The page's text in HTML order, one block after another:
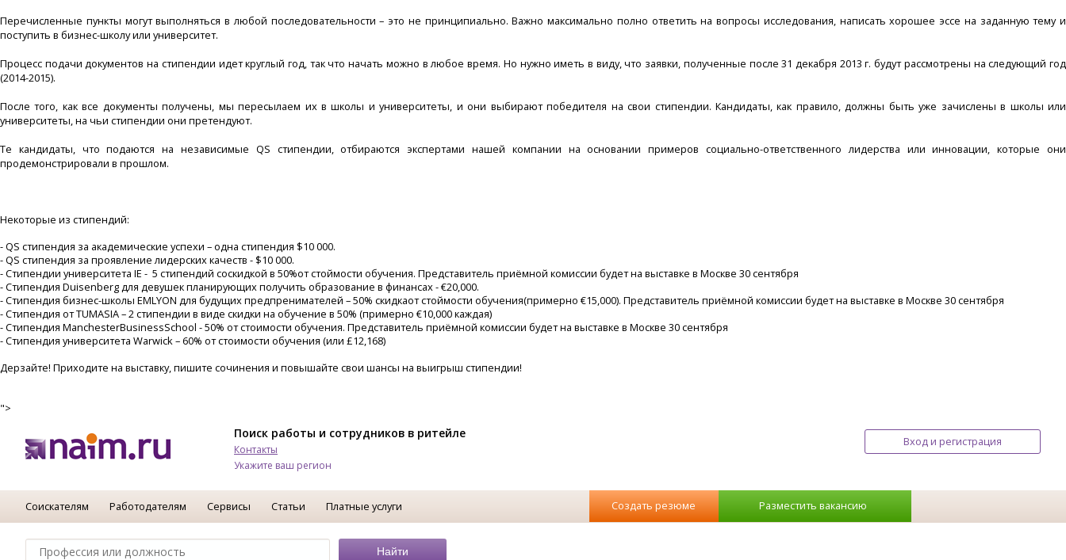
Перечисленные пункты могут выполняться в любой последовательности – это не принципиально. Важно максимально полно ответить на вопросы исследования, написать хорошее эссе на заданную тему и
поступить в бизнес-школу или университет.
Процесс подачи документов на стипендии идет круглый год, так что начать можно в любое время. Но нужно иметь в виду, что заявки, полученные после 31 декабря 2013 г. будут рассмотрены на следующий год
(2014-2015).
После того, как все документы получены, мы пересылаем их в школы и университеты, и они выбирают победителя на свои стипендии. Кандидаты, как правило, должны быть уже зачислены в школы или
университеты, на чьи стипендии они претендуют.
Те кандидаты, что подаются на независимые QS стипендии, отбираются экспертами нашей компании на основании примеров социально-ответственного лидерства или инновации, которые они
продемонстрировали в прошлом.
Некоторые из стипендий:
- QS стипендия за академические успехи – одна стипендия $10 000.
- QS стипендия за проявление лидерских качеств - $10 000.
- Стипендии университета IE - 5 стипендий соскидкой в 50%от стоймости обучения. Представитель приёмной комиссии будет на выставке в Москве 30 сентября
- Стипендия Duisenberg для девушек планирующих получить образование в финансах - €20,000.
- Стипендия бизнес-школы EMLYON для будущих предпренимателей – 50% скидкаот стоймости обучения(примерно €15,000). Представитель приёмной комиссии будет на выставке в Москве 30 сентября
- Стипендия от TUMASIA – 2 стипендии в виде скидки на обучение в 50% (примерно €10,000 каждая)
- Стипендия ManchesterBusinessSchool - 50% от стоимости обучения. Представитель приёмной комиссии будет на выставке в Москве 30 сентября
- Стипендия университета Warwick – 60% от стоимости обучения (или £12,168)
Дерзайте! Приходите на выставку, пишите сочинения и повышайте свои шансы на выигрыш стипендии!
">
Поиск работы и сотрудников в ритейле
Контакты
Укажите ваш регион
Вход и регистрация
Соискателям Работодателям Сервисы Статьи Платные услуги Создать резюме Разместить вакансию